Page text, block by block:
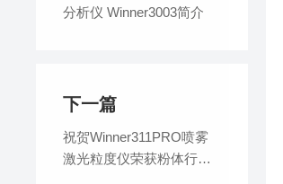
分析仪 Winner3003简介
下一篇
祝贺Winner311PRO喷雾
激光粒度仪荣获粉体行业